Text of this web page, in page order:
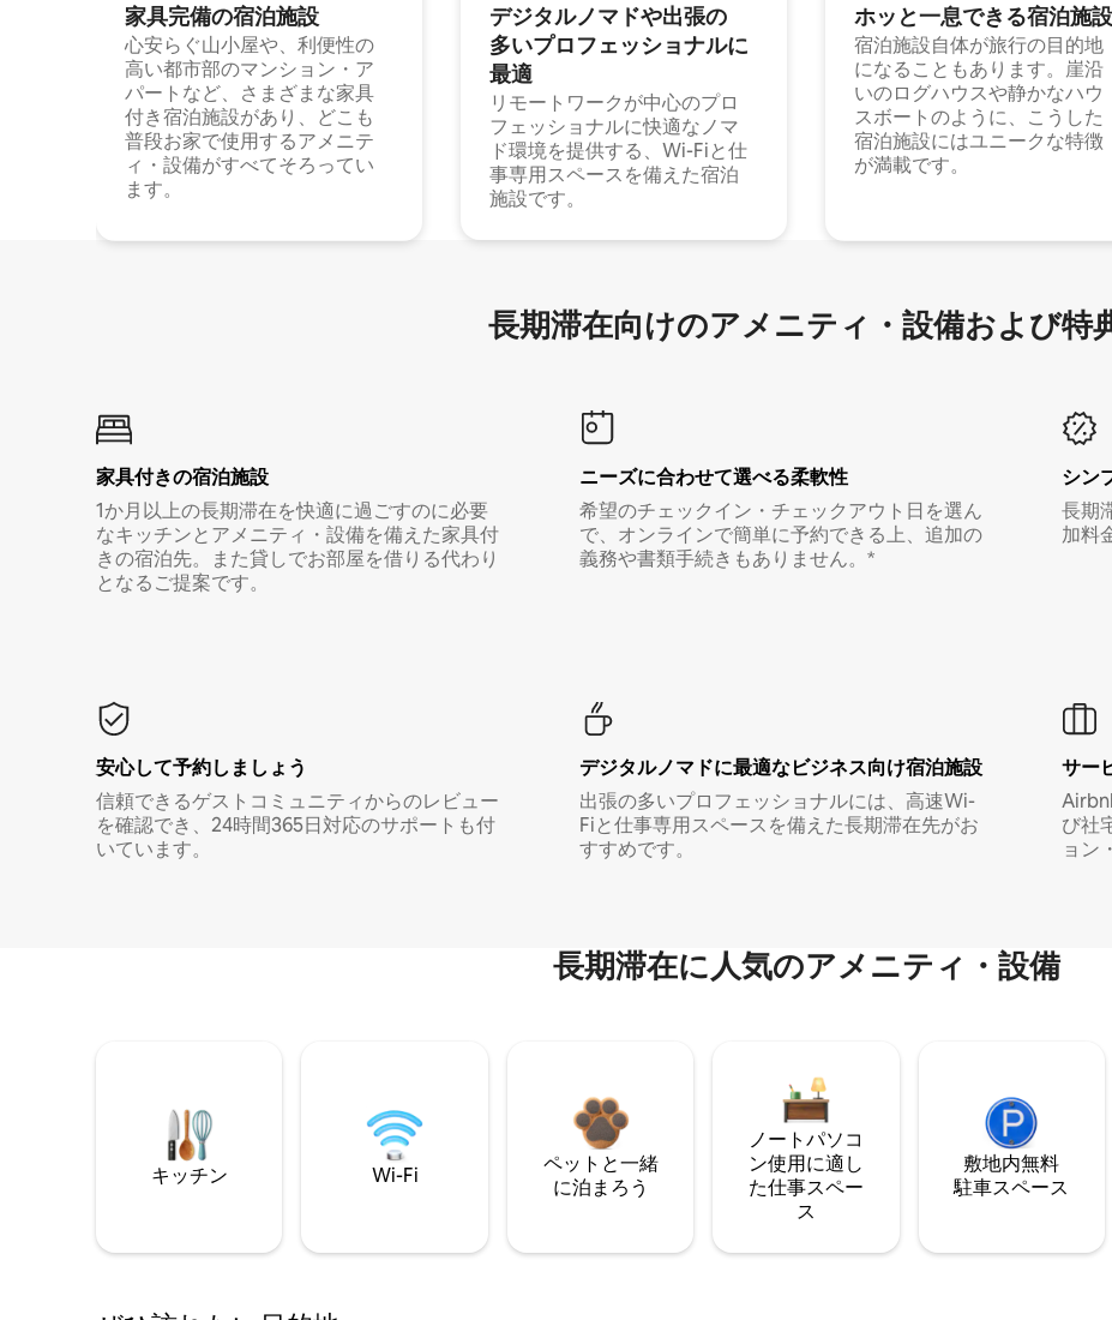
家具完備の宿⁠泊⁠施⁠設
心安らぐ山小屋や、利便性の
高い都市部のマンション・ア
パートなど、さまざまな家具
付き宿泊施設があり、どこも
普段お家で使用するアメニテ
ィ・設備がすべてそろってい
ます。
デジタルノマドや出⁠張⁠の
多⁠いプ⁠ロ⁠フ⁠ェ⁠ッ⁠シ⁠ョ⁠ナ⁠ル⁠に
最⁠適
リモートワークが中心のプロ
フェッショナルに快適なノマ
ド環境を提供する、Wi-Fiと仕
事専用スペースを備えた宿泊
施設です。
ホッと一⁠息⁠で⁠き⁠る宿⁠泊施⁠設
宿泊施設自体が旅行の目的地
になることもあります。崖沿
いのログハウスや静かなハウ
スボートのように、こうした
宿泊施設にはユニークな特徴
が満載です。
長期滞在向け⁠のア⁠メ⁠ニ⁠テ⁠ィ⁠・設⁠備⁠および特⁠
家具付き⁠の宿⁠泊⁠施⁠設
1か月以上の長期滞在を快適に過ごすのに必要
なキッチンとアメニティ・設備を備えた家具付
きの宿泊先。また貸しでお部屋を借りる代わり
となるご提案です。
ニーズに合わせて選べる柔軟性
希望のチェックイン・チェックアウト日を選ん
で、オンラインで簡単に予約できる上、追加の
義務や書類手続きもありません。*
シン
長期
加料
安心して予約しましょう
信頼できるゲストコミュニティからのレビュー
を確認でき、24時間365日対応のサポートも付
いています。
デジタルノマド⁠に最⁠適⁠なビ⁠ジ⁠ネ⁠ス⁠向⁠け宿⁠泊⁠施⁠設
出張の多いプロフェッショナルには、高速Wi-
Fiと仕事専用スペースを備えた長期滞在先がお
すすめです。
サー
び社
ョン
長期滞在に人気のアメニティ・設備
キッチン Wi-Fi
ペットと一緒
に泊まろう
ノートパソコ
ン使用に適し
た仕事スペー
ス
敷地内無料
駐⁠車ス⁠ペ⁠ー⁠ス